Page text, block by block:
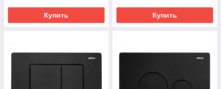
Купить Купить